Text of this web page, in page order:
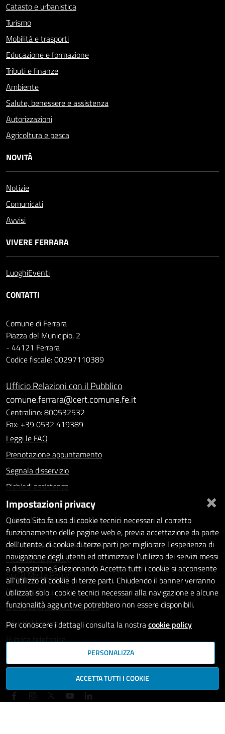
Catasto e urbanistica
Turismo
Mobilità e trasporti
Educazione e formazione
Tributi e finanze
Ambiente
Salute, benessere e assistenza
Autorizzazioni
Agricoltura e pesca
NOVITÀ
Notizie
Comunicati
Avvisi
VIVERE FERRARA
LuoghiEventi
CONTATTI
Comune di Ferrara
Piazza del Municipio, 2
- 44121 Ferrara
Codice fiscale: 00297110389
Ufficio Relazioni con il Pubblico
comune.ferrara@cert.comune.fe.it
Centralino: 800532532
Fax: +39 0532 419389
Leggi le FAQ
Prenotazione appuntamento
Segnala disservizio
Richiedi assistenza
Statistiche dei Siti web
Intranet - accesso riservato
Amministrazione trasparente
Informativa privacy
Social Media Policy
Note legali
Dichiarazione di accessibilità
Whistleblowing
Rubrica telefonica
SEGUICI SU
×
Impostazioni privacy
Questo Sito fa uso di cookie tecnici necessari al corretto
funzionamento delle pagine web e, previa accettazione da parte
dell'utente, di cookie di terze parti per migliorare l'esperienza di
navigazione degli utenti ed ottimizzare l'utilizzo dei servizi messi
a disposizione.Selezionando Accetta tutti i cookie si acconsente
all'utilizzo di cookie di terze parti. Chiudendo il banner verranno
utilizzati solo i cookie tecnici necessari alla navigazione e alcune
funzionalità aggiuntive potrebbero non essere disponibili.
Per conoscere i dettagli consulta la nostracookie policy
PERSONALIZZA
ACCETTA TUTTI I COOKIE